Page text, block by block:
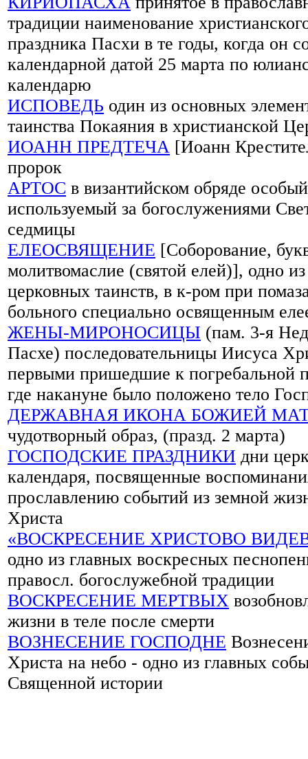
традиции наименование
праздника Пасхи в те годы, когда он
календарной датой 25 марта по
календарю
ИСПОВЕДЬ один из основных
таинства Покаяния в христианской
ИОАНН ПРЕДТЕЧА [Иоанн
пророк
АРТОС в византийском обряде
используемый за богослужениями
седмицы
ЕЛЕОСВЯЩЕНИЕ [Соборование,
молитвомаслие (святой елей)], одно
церковных таинств, в к-ром при
больного специально освященным
ЖЕНЫ-МИРОНОСИЦЫ (пам. 3-я
Пасхе) последовательницы Иисуса
первыми пришедшие к погребальной
где накануне было положено тело
ДЕРЖАВНАЯ ИКОНА БОЖИЕЙ
чудотворный образ, (празд. 2 марта)
ГОСПОДСКИЕ ПРАЗДНИКИ дни
календаря, посвященные
прославлению событий из земной
Христа
«ВОСКРЕСЕНИЕ ХРИСТОВО
одно из главных воскресных
правосл. богослужебной традиции
ВОСКРЕСЕНИЕ МЕРТВЫХ
жизни в теле после смерти
ВОЗНЕСЕНИЕ ГОСПОДНЕ
Христа на небо - одно из главных
Священной истории